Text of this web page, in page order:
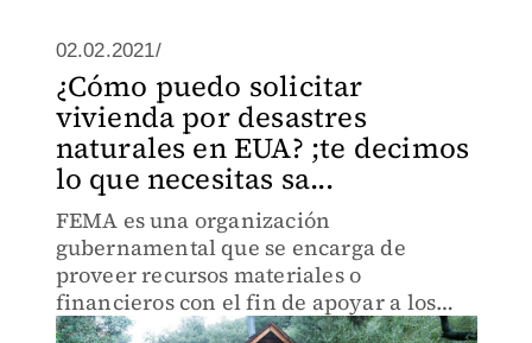
02.02.2021/
¿Cómo puedo solicitar
vivienda por desastres
naturales en EUA? ;te decimos
lo que necesitas sa...
FEMA es una organización
gubernamental que se encarga de
proveer recursos materiales o
financieros con el fin de apoyar a los
ciudadanos afectados por desastres